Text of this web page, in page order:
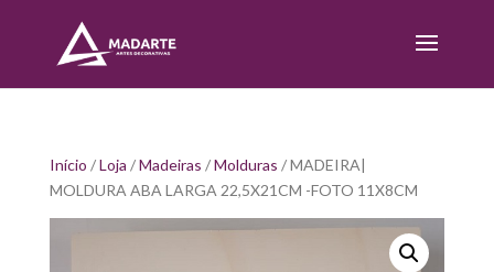
Início /Loja /Madeiras /Molduras / MADEIRA|
MOLDURA ABA LARGA 22,5X21CM -FOTO 11X8CM